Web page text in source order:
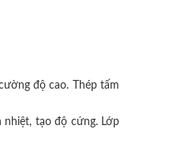
độ cao. Thép tấm
nhiệt, tạo độ cứng. Lớp